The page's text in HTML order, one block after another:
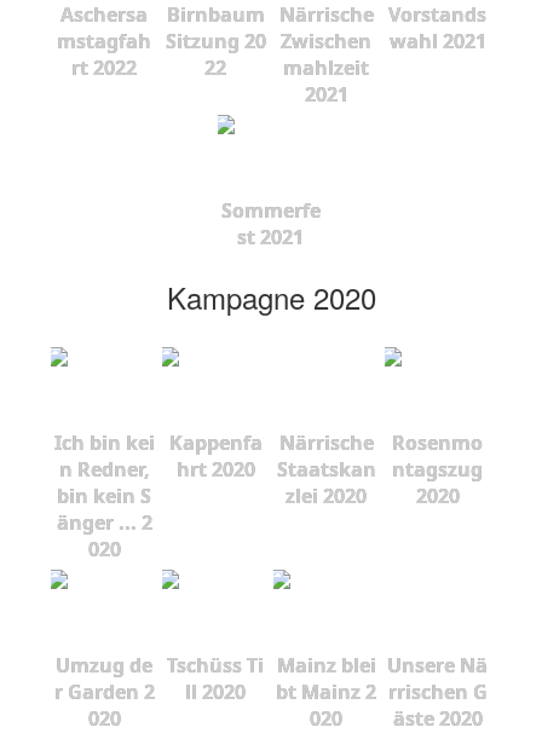
Aschersa
mstagfah
rt 2022
Birnbaum
Sitzung 20
22
Närrische
Zwischen
mahlzeit
2021
Vorstands
wahl 2021
Sommerfe
st 2021
Kampagne 2020
Ich bin kei
n Redner,
bin kein S
änger ... 2
020
Kappenfa
hrt 2020
Närrische
Staatskan
zlei 2020
Rosenmo
ntagszug
2020
Umzug de
r Garden 2
020
Tschüss Ti
ll 2020
Mainz blei
bt Mainz 2
020
Unsere Nä
rrischen G
äste 2020